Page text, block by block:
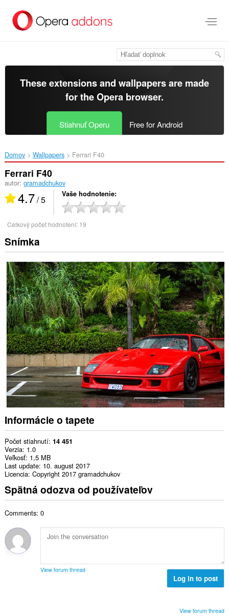
hlavný
These extensions and wallpapers are made
for theOpera browser.
Stiahnuť Operu Free for Android
Domov Wallpapers Ferrari F40‎
Ferrari F40
autor: gramadchukov
4.7/ 5 Vaše hodnotenie
Celkový počet hodnotení: 19
Snímka
Informácie o tapete
Počet stiahnutí 14 451
Verzia 1.0
Veľkosť 1,5 MB
Last update 10. august 2017
Licencia Copyright 2017 gramadchukov
Spätná odozva od používateľov
Comments: 0
View forum thread
Log in to post
View forum thread